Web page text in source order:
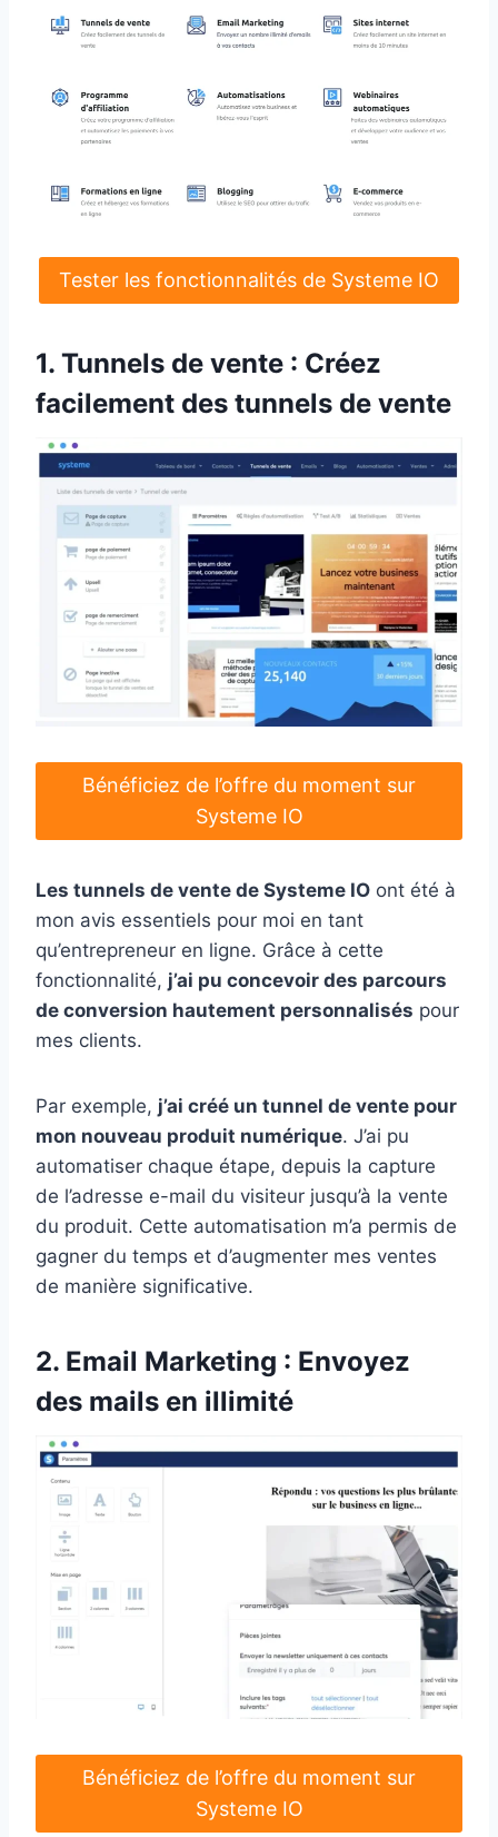
Tester les fonctionnalités de Systeme IO
1. Tunnels de vente : Créez
facilement des tunnels de vente
Bénéficiez de l’offre du moment sur
Systeme IO
Les tunnels de vente de Systeme IO ont été à
mon avis essentiels pour moi en tant
qu’entrepreneur en ligne. Grâce à cette
fonctionnalité, j’ai pu concevoir des parcours
de conversion hautement personnalisés pour
mes clients.
Par exemple, j’ai créé un tunnel de vente pour
mon nouveau produit numérique. J’ai pu
automatiser chaque étape, depuis la capture
de l’adresse e-mail du visiteur jusqu’à la vente
du produit. Cette automatisation m’a permis de
gagner du temps et d’augmenter mes ventes
de manière significative.
2. Email Marketing : Envoyez
des mails en illimité
Bénéficiez de l’offre du moment sur
Systeme IO